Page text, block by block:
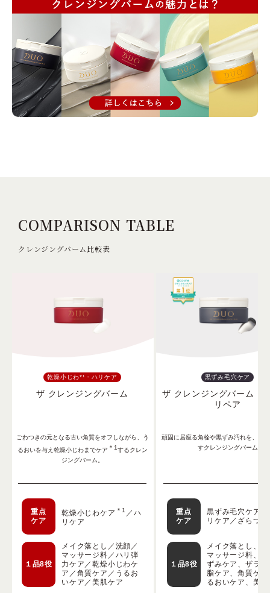
COMPARISON TABLE
クレンジングバーム比較表
乾燥小じわ*¹・ハリケア
ザ クレンジングバーム
ごわつきの元となる古い角質をオフしながら、う
るおいを与え乾燥小じわまでケア ＊1するクレン
ジングバーム。
重点
ケア
乾燥小じわケア ＊1 ／ハ
リケア
１品8役
メイク落とし／洗顔／
マッサージ料／ハリ弾
力ケア／乾燥小じわケ
ア／角質ケア／うるお
いケア／美肌ケア
黒ずみ毛穴ケア
ザ クレンジングバーム ブ
リペア
頑固に居座る角栓や黒ずみ汚れを、徹
すクレンジングバーム
重点
ケア
黒ずみ毛穴ケア／
リケア／ざらつ
１品8役
メイク落とし、
マッサージ料、
ずみケア、ザラつ
脂ケア、角質ケ
るおいケア、美